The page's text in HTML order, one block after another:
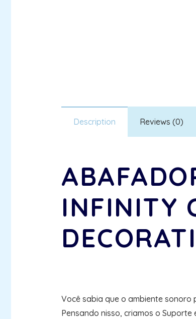
Description Reviews (0)
INFINITY
Você sabia que o ambiente
Pensando nisso, criamos o